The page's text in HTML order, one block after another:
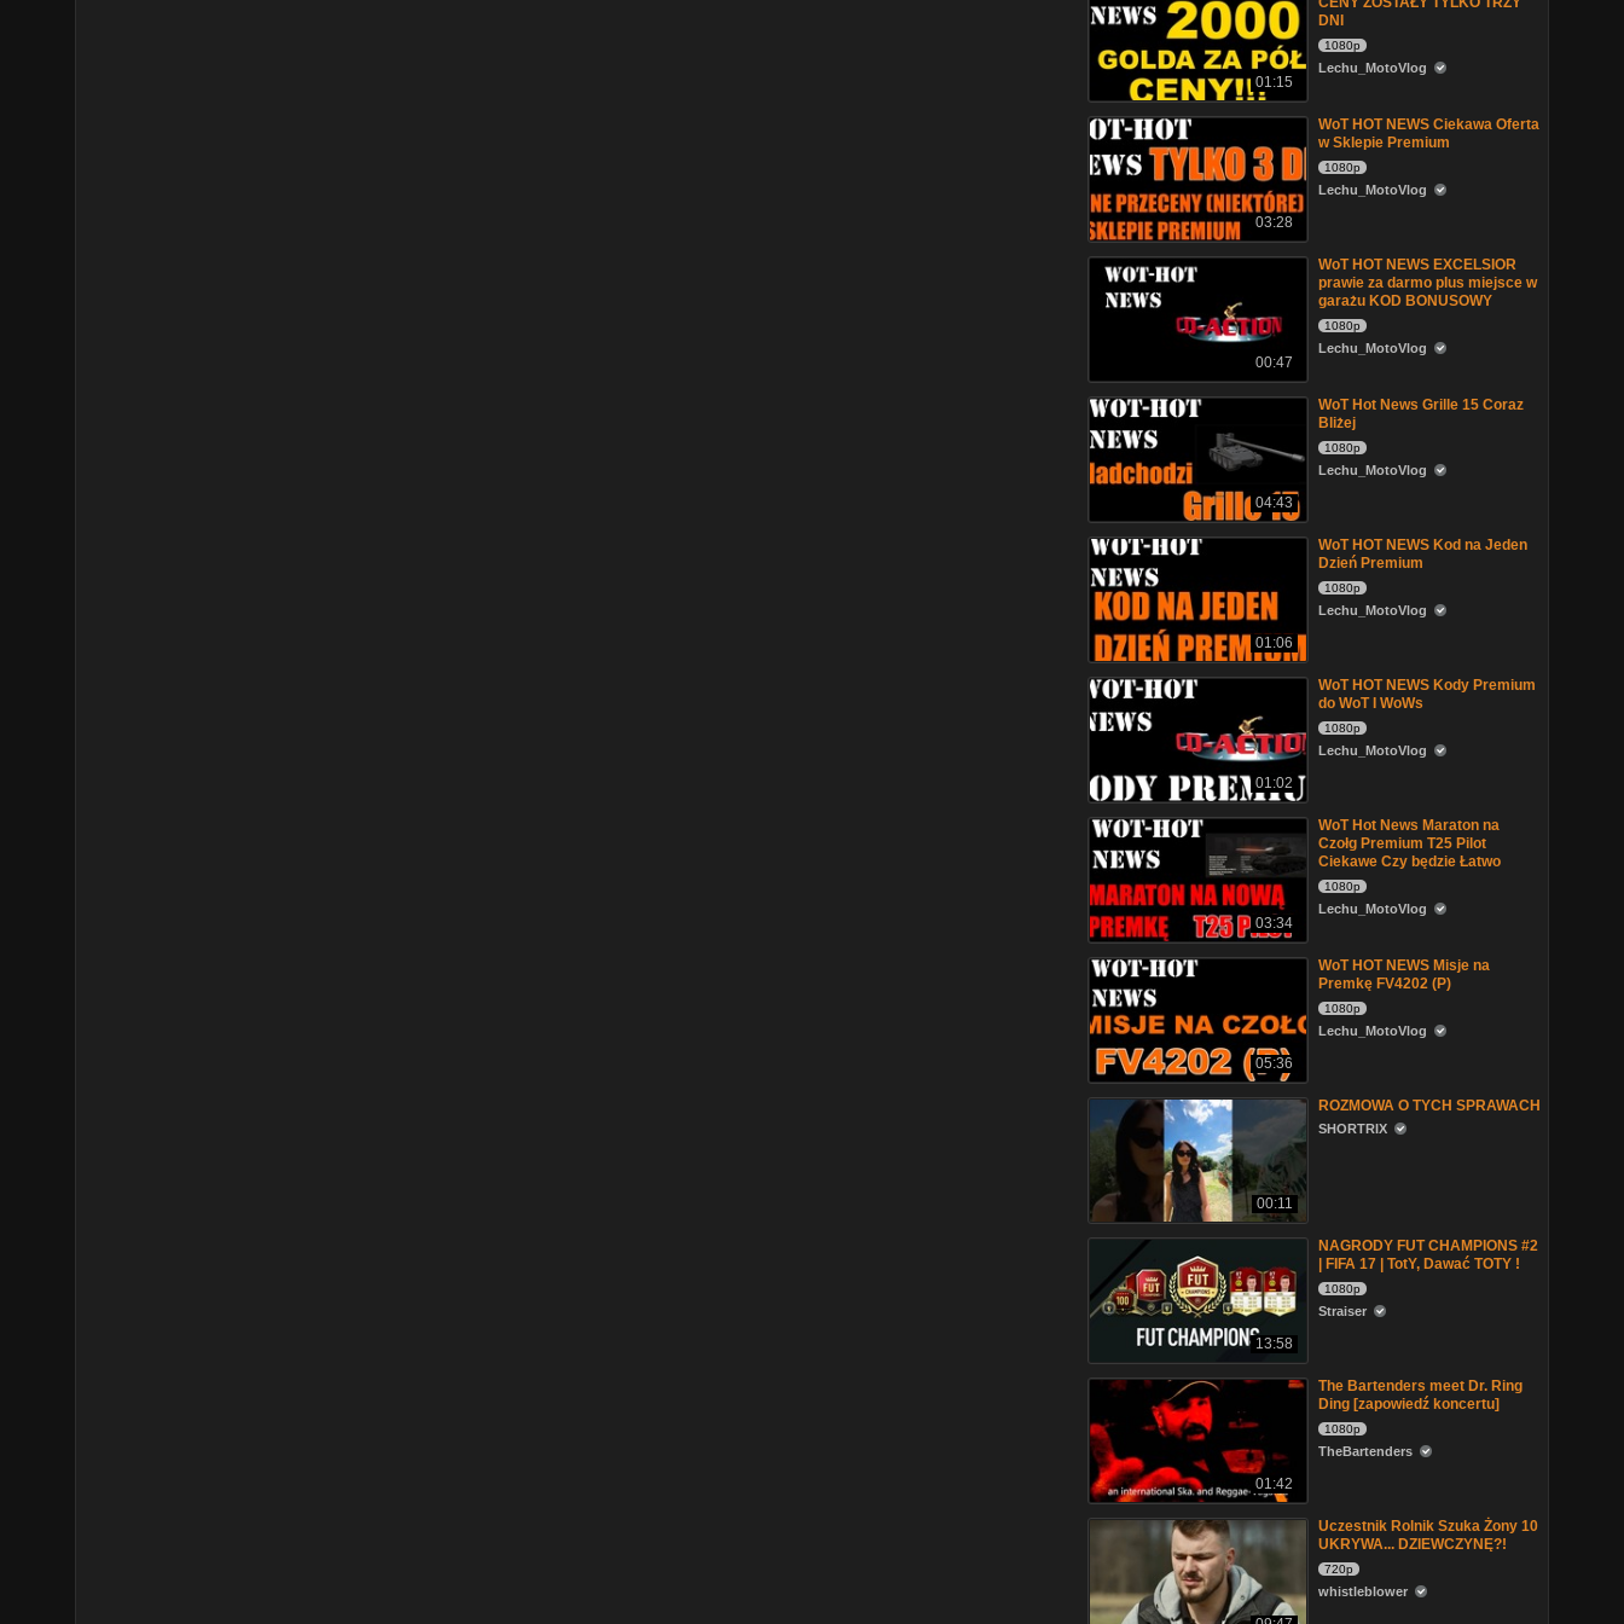
01:15
DNI
1080p
Lechu_MotoVlog
03:28
WoT HOT NEWS Ciekawa Oferta
w Sklepie Premium
1080p
Lechu_MotoVlog
00:47
WoT HOT NEWS EXCELSIOR
prawie za darmo plus miejsce w
garażu KOD BONUSOWY
1080p
Lechu_MotoVlog
04:43
WoT Hot News Grille 15 Coraz
Bliżej
1080p
Lechu_MotoVlog
01:06
WoT HOT NEWS Kod na Jeden
Dzień Premium
1080p
Lechu_MotoVlog
01:02
WoT HOT NEWS Kody Premium
do WoT I WoWs
1080p
Lechu_MotoVlog
03:34
WoT Hot News Maraton na
Czołg Premium T25 Pilot
Ciekawe Czy będzie Łatwo
1080p
Lechu_MotoVlog
05:36
WoT HOT NEWS Misje na
Premkę FV4202 (P)
1080p
Lechu_MotoVlog
00:11
ROZMOWA O TYCH SPRAWACH
SHORTRIX
13:58
NAGRODY FUT CHAMPIONS #2
| FIFA 17 | TotY, Dawać TOTY !
1080p
Straiser
01:42
The Bartenders meet Dr. Ring
Ding [zapowiedź koncertu]
1080p
TheBartenders
Uczestnik Rolnik Szuka Żony 10
UKRYWA... DZIEWCZYNĘ?!
720p
whistleblower